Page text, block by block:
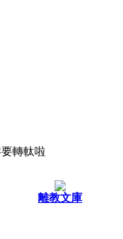
轉軚啦
離教文庫